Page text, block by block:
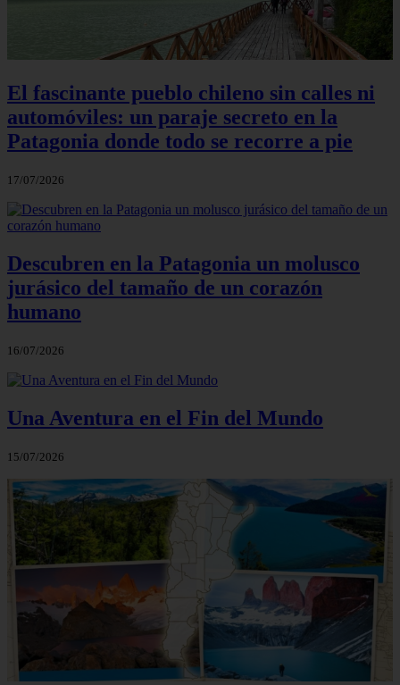
El fascinante pueblo chileno sin calles ni
automóviles: un paraje secreto en la
Patagonia donde todo se recorre a pie
17/07/2026
Descubren en la Patagonia un molusco
jurásico del tamaño de un corazón
humano
16/07/2026
Una Aventura en el Fin del Mundo
15/07/2026